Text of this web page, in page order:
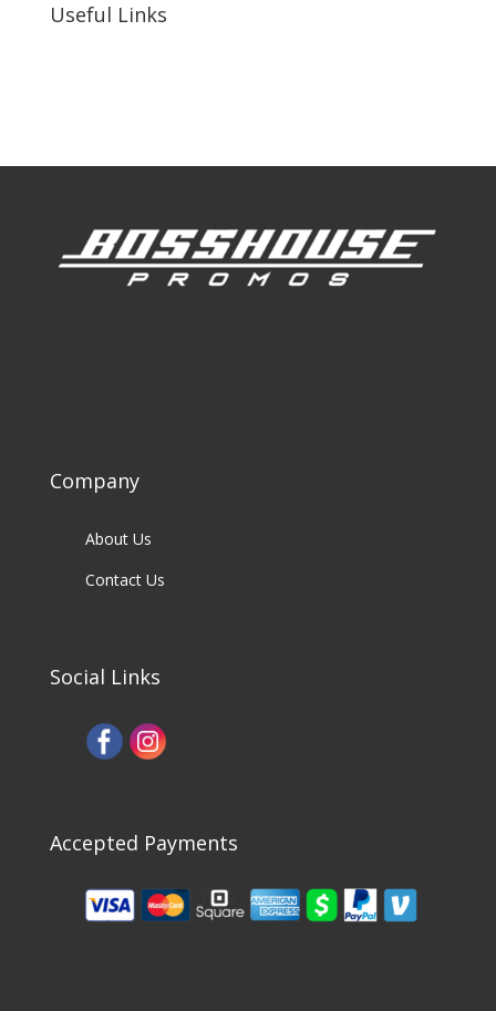
Useful Links
Company
About Us
Contact Us
Social Links
Accepted Payments